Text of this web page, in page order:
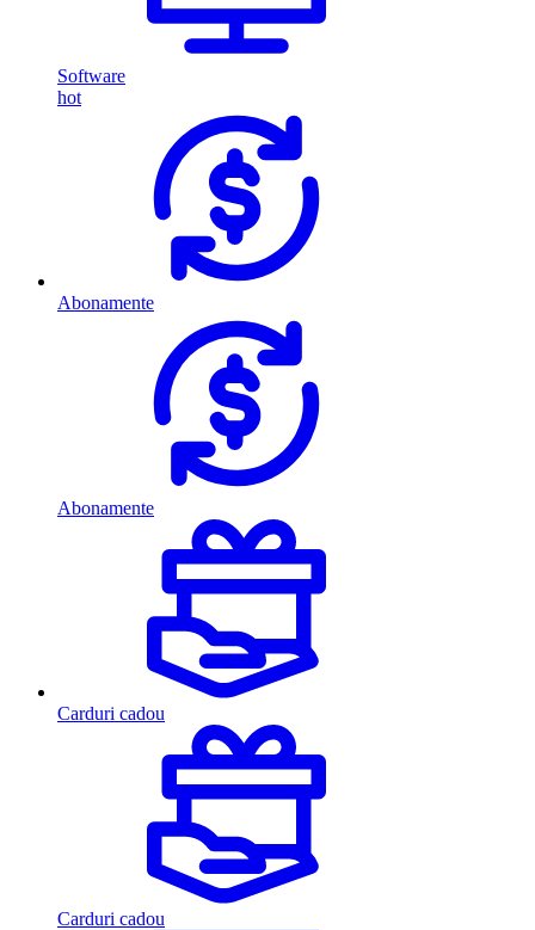
Software
hot
Abonamente
Abonamente
Carduri cadou
Carduri cadou